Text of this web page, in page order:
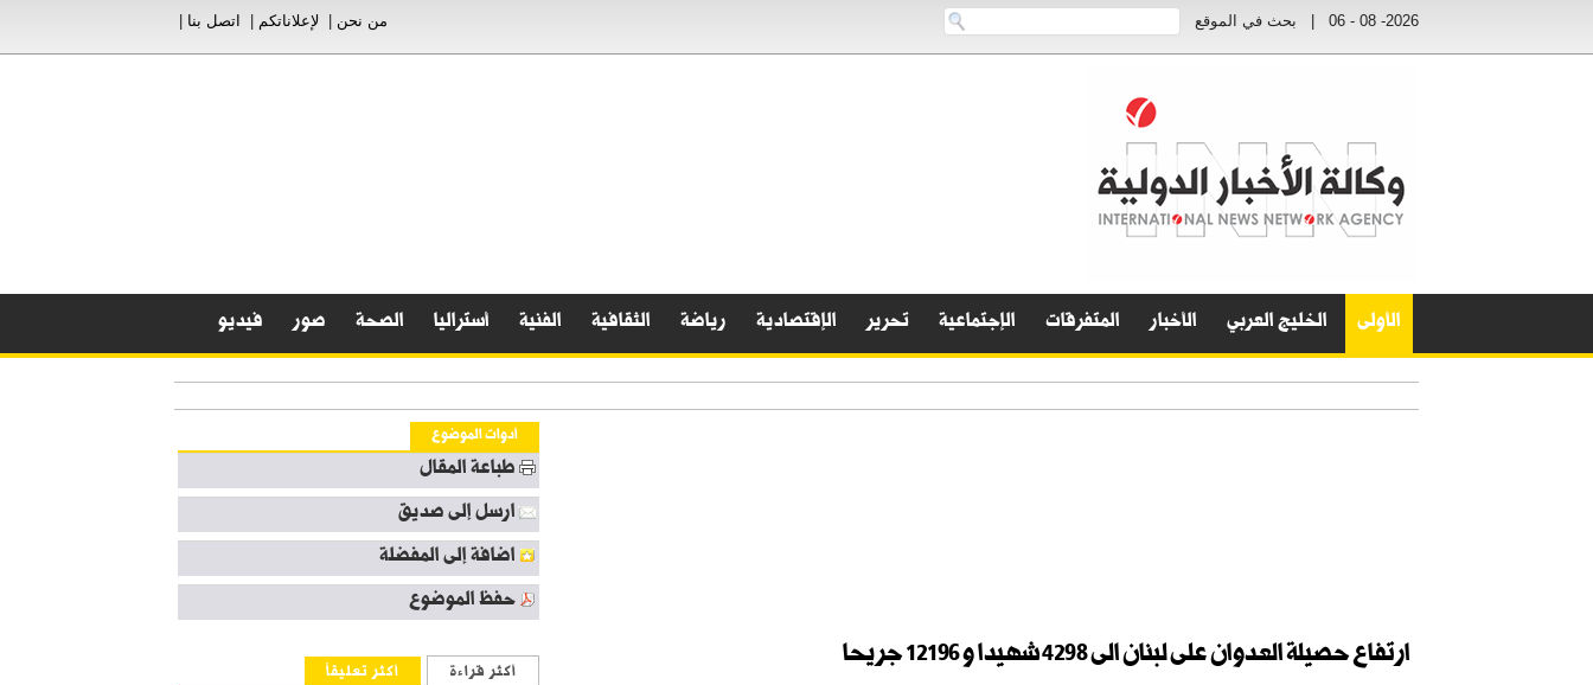
2026- 08 - 06 بحث في الموقع من نحن لإعلاناتكم اتصل بنا
الأولى الخليج العربي الأخبار المتفرقات الإجتماعية تحرير الإقتصادية رياضة الثقافية الفنية أستراليا الصحة صور فيديو
ارتفاع حصيلة العدوان على لبنان الى 4298 شهيدا و 12196 جريحا
أدوات الموضوع
طباعة المقال
ارسل إلى صديق
اضافة إلى المفضلة
حفظ الموضوع
أكثر قراءة أكثر تعليقاً